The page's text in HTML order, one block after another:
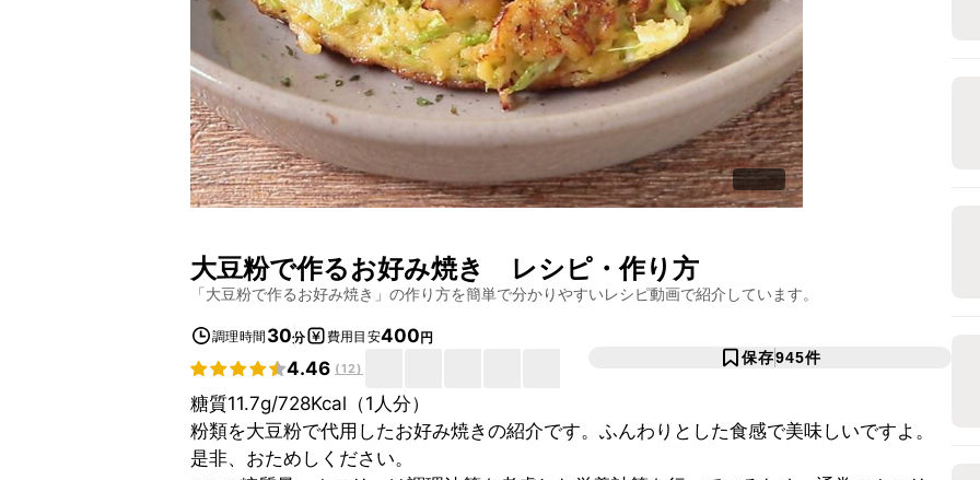
大豆粉で作るお好み焼き レシピ・作り方
「大豆粉で作るお好み焼き 」の作り方を簡単で分かりやすいレシピ動画で紹介しています。
調理時間 30分 費用目安400円
4.46 (12)
保存945件
糖質11.7g/728Kcal（1人分）
粉類を大豆粉で代用したお好み焼きの紹介です。ふんわりとした食感で美味しいですよ。
是非、おためしください。